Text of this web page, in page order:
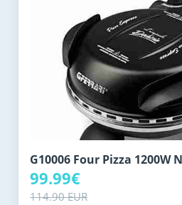
G10006 Four Pizza 1200W
99.99€
114.90 EUR